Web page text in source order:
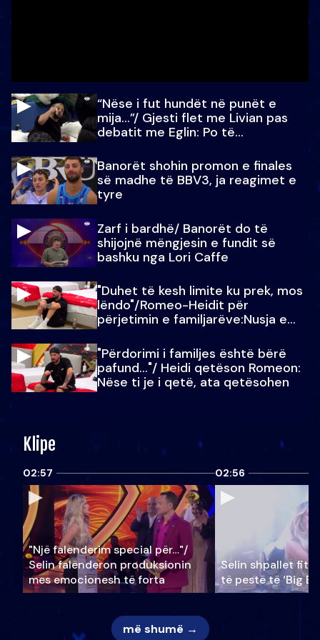
“Nëse i fut hundët në punët e
mija…”/ Gjesti flet me Livian pas
debatit me Eglin: Po të
Banorët shohin promon e finales
së madhe të BBV3, ja reagimet e
tyre
Zarf i bardhë/ Banorët do të
shijojnë mëngjesin e fundit së
bashku nga Lori Caffe
"Duhet të kesh limite ku prek, mos
lëndo"/Romeo-Heidit për
përjetimin e familjarëve:Nusja e
"Përdorimi i familjes është bërë
pafund…"/ Heidi qetëson Romeon:
Nëse ti je i qetë, ata qetësohen
Klipe
02:57
"Një falenderim special për…"/
Selin falënderon produksionin
mes emocionesh të forta
02:56
Selin shpallet
të pestë të ‘Big
më shumë →